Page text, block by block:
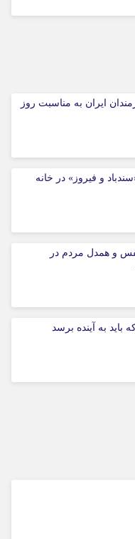
ایران به مناسبت روز
و فیروز» در خانه
و همدل مردم در
باید به آینده برسد